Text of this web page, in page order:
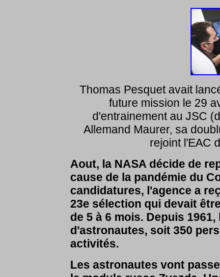
Thomas Pesquet avait
future mission le 29
d'entrainement au JSC
Allemand Maurer, sa
rejoint l'EAC
Aout, la NASA décide de
cause de la pandémie du
candidatures, l'agence a
23e sélection qui devait
de 5 à 6 mois. Depuis
d'astronautes, soit 350
activités.
Les astronautes vont